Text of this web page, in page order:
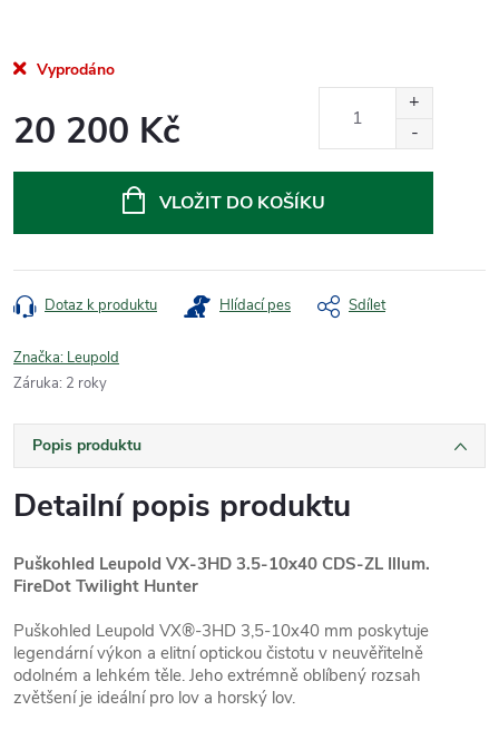
Vyprodáno
20 200 Kč
VLOŽIT DO KOŠÍKU
Dotaz k produktu Hlídací pes Sdílet
Značka: Leupold
Záruka: 2 roky
Popis produktu
Detailní popis produktu
Puškohled Leupold VX-3HD 3.5-10x40 CDS-ZL Illum.
FireDot Twilight Hunter
Puškohled Leupold VX®-3HD 3,5-10x40 mm poskytuje
legendární výkon a elitní optickou čistotu v neuvěřitelně
odolném a lehkém těle. Jeho extrémně oblíbený rozsah
zvětšení je ideální pro lov a horský lov.